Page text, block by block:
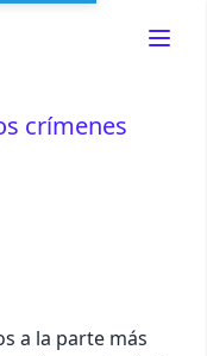
crímenes
a la parte más